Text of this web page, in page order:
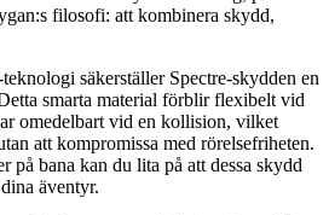
filosofi: att kombinera skydd,
säkerställer Spectre-skydden en
smarta material förblir flexibelt vid
omedelbart vid en kollision, vilket
att kompromissa med rörelsefriheten.
på bana kan du lita på att dessa skydd
äventyr.